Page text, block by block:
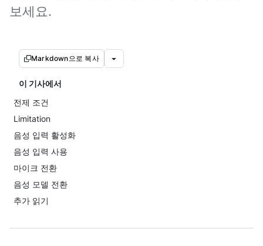
보세요.
Markdown으로 복사
이 기사에서
전제 조건
Limitation
음성 입력 활성화
음성 입력 사용
마이크 전환
음성 모델 전환
추가 읽기